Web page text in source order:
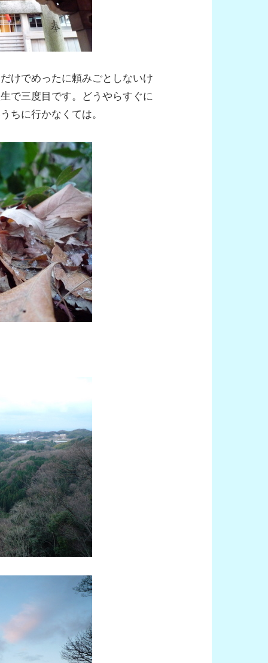
けでめったに頼みごとしないけ
で三度目です。どうやらすぐに
ちに行かなくては。